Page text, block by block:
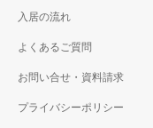
入居の流れ
よくあるご質問
お問い合せ・資料請求
プライバシーポリシー